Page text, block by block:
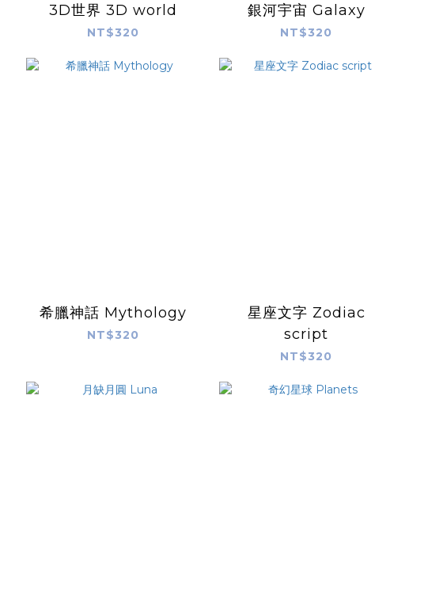
3D世界 3D world
NT$320
銀河宇宙 Galaxy
NT$320
希臘神話 Mythology
NT$320
星座文字 Zodiac
script
NT$320